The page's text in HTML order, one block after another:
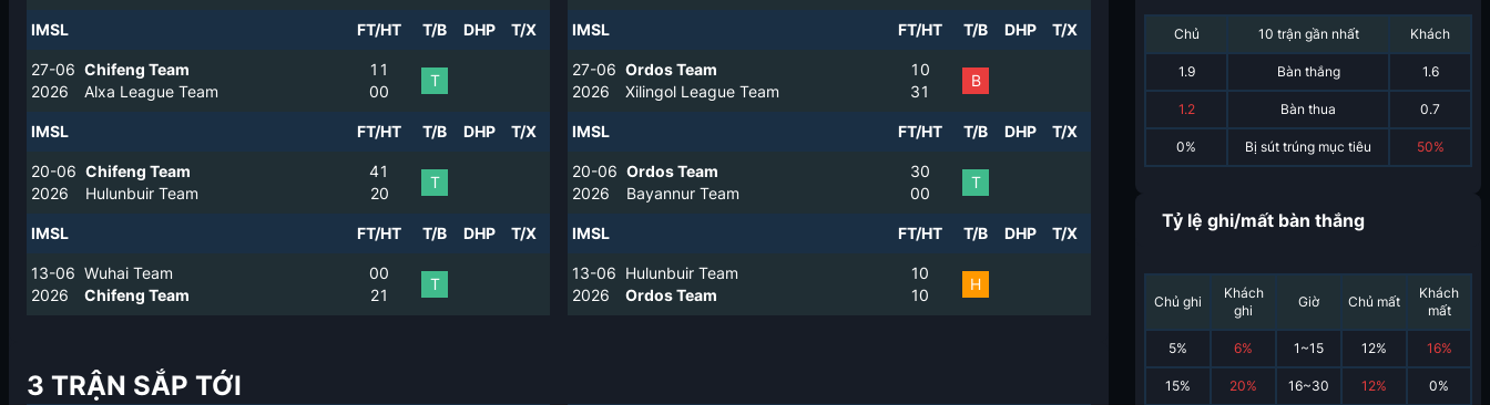
IMSL FT/HT T/B DHP T/X
27-06
2026
Chifeng Team
Alxa League Team
1
0
1
0
T
IMSL FT/HT T/B DHP T/X
20-06
2026
Chifeng Team
Hulunbuir Team
4
2
1
0
T
IMSL FT/HT T/B DHP T/X
13-06
2026
Wuhai Team
Chifeng Team
0
2
0
1
T
IMSL FT/HT T/B DHP T/X
27-06
2026
Ordos Team
Xilingol League Team
1
3
0
1
B
IMSL FT/HT T/B DHP T/X
20-06
2026
Ordos Team
Bayannur Team
3
0
0
0
T
IMSL FT/HT T/B DHP T/X
13-06
2026
Hulunbuir Team
Ordos Team
1
1
0
0
H
3 TRẬN SẮP TỚI
Chủ 10 trận gần nhất Khách
1.9 Bàn thắng 1.6
1.2 Bàn thua 0.7
0% Bị sút trúng mục tiêu 50%
Tỷ lệ ghi/mất bàn thắng
Chủ ghi
Khách
ghi
Giờ Chủ mất
Khách
mất
5% 6% 1~15 12% 16%
15% 20% 16~30 12% 0%